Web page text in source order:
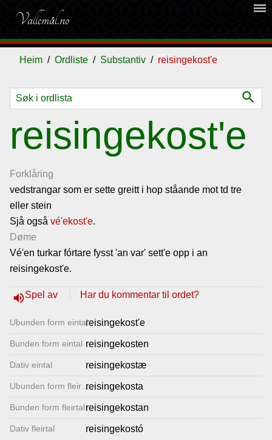
Vallemål.no
dehaze
Heim Ordliste Substantiv reisingekost'e
search
reisingekost'e
Forklåring
vedstrangar som er sette greitt i hop ståande mot td tre
eller stein
Sjå også vé'ekost'e.
Døme
Vé'en turkar fórtare fysst 'an var' sett'e opp i an
reisingekost'e.
volume_upSpel av Har du kommentar til ordet?
Ubunden form eintalreisingekost'e
Bunden form eintal reisingekosten
Dativ eintal reisingekostæ
Ubunden form fleirtal
reisingekosta
Bunden form fleirtalreisingekostan
Dativ fleirtal reisingekostó
Ordliste
Om
vallemålet
Gjestebok
Nyhende
Lenkjer
Kontakt
oss